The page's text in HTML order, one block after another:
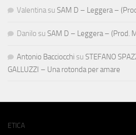
Valentina su SAM D – Leggera –
Danilo su SAM D – Leggera – (Prod.
Antonio Bacciocchi su STEFANO
GALLUZZI – Una rotonda per amare
ETICA